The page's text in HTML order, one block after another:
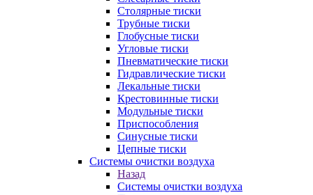
Столярные тиски
Трубные тиски
Глобусные тиски
Угловые тиски
Пневматические тиски
Гидравлические тиски
Лекальные тиски
Крестовинные тиски
Модульные тиски
Приспособления
Синусные тиски
Цепные тиски
Системы очистки воздуха
Назад
Системы очистки воздуха